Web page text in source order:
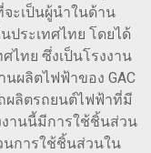
จะเป็นผู้นำในด้าน
ระเทศไทย โดยได้
ไทย ซึ่งเป็นโรงงาน
ผลิตไฟฟ้าของ GAC
ผลิตรถยนต์ไฟฟ้าที่มี
านนี้มีการใช้ชิ้นส่วน
นการใช้ชิ้นส่วนใน